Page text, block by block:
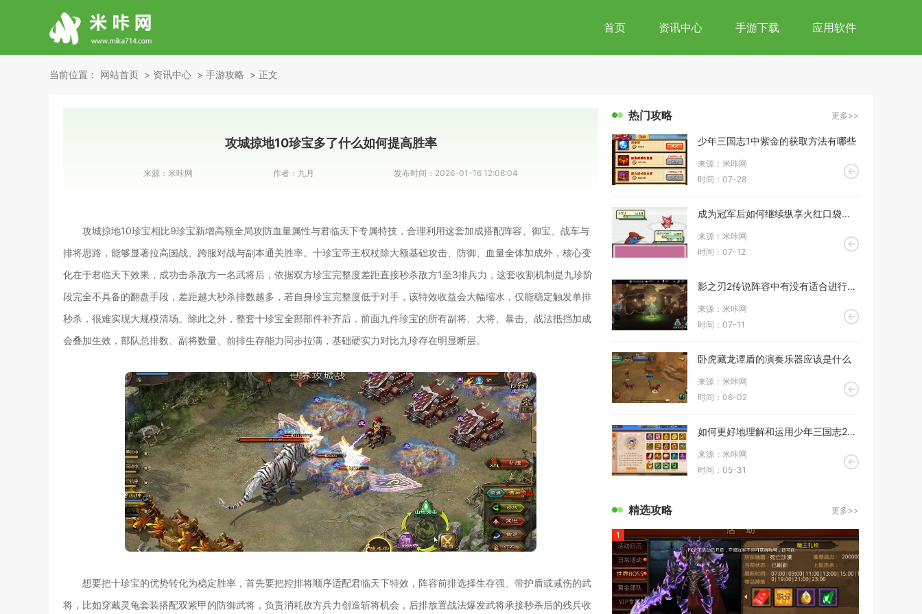
首页 资讯中心 手游下载 应用软件
当前位置： 网站首页 资讯中心 手游攻略 正文
攻城掠地10珍宝多了什么如何提高胜率
来源： 米咔网 作者： 九月 发布时间： 2026-01-16 12:08:04
攻城掠地10珍宝相比9珍宝新增高额全局攻防血量属性与君临天下专属特技，合理利用这套加成搭配阵容、御宝、战车与
排将思路，能够显著拉高国战、跨服对战与副本通关胜率。十珍宝帝王权杖除大额基础攻击、防御、血量全体加成外，核心变
化在于君临天下效果，成功击杀敌方一名武将后，依据双方珍宝完整度差距直接秒杀敌方1至3排兵力，这套收割机制是九珍阶
段完全不具备的翻盘手段，差距越大秒杀排数越多，若自身珍宝完整度低于对手，该特效收益会大幅缩水，仅能稳定触发单排
秒杀，很难实现大规模清场。除此之外，整套十珍宝全部部件补齐后，前面九件珍宝的所有副将、大将、暴击、战法抵挡加成
会叠加生效，部队总排数、副将数量、前排生存能力同步拉满，基础硬实力对比九珍存在明显断层。
想要把十珍宝的优势转化为稳定胜率，首先要把控排将顺序适配君临天下特效，阵容前排选择生存强、带护盾或减伤的武
将，比如穿戴灵龟套装搭配双紫甲的防御武将，负责消耗敌方兵力创造斩将机会，后排放置战法爆发武将承接秒杀后的残兵收
热门攻略 更多>>
少年三国志1中紫金的获取方法有哪些
来源：米咔网
时间：07-28
成为冠军后如何继续纵享火红口袋妖怪
来源：米咔网
时间：07-12
影之刃2传说阵容中有没有适合进行团队治疗的英雄组合
来源：米咔网
时间：07-11
卧虎藏龙谭盾的演奏乐器应该是什么
来源：米咔网
时间：06-02
如何更好地理解和运用少年三国志2时装的使用技巧
来源：米咔网
时间：05-31
精选攻略 更多>>
1